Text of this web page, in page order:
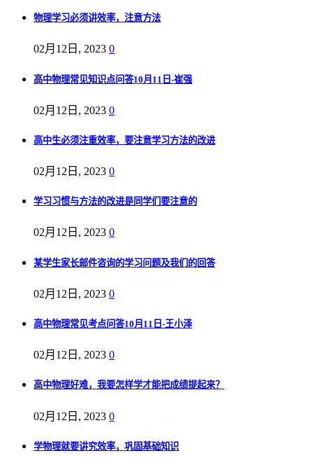
物理学习必须讲效率，注意方法
02月12日, 2023 0
高中物理常见知识点问答10月11日-崔强
02月12日, 2023 0
高中生必须注重效率，要注意学习方法的改进
02月12日, 2023 0
学习习惯与方法的改进是同学们要注意的
02月12日, 2023 0
某学生家长邮件咨询的学习问题及我们的回答
02月12日, 2023 0
高中物理常见考点问答10月11日-王小泽
02月12日, 2023 0
高中物理好难，我要怎样学才能把成绩提起来？
02月12日, 2023 0
学物理就要讲究效率，巩固基础知识